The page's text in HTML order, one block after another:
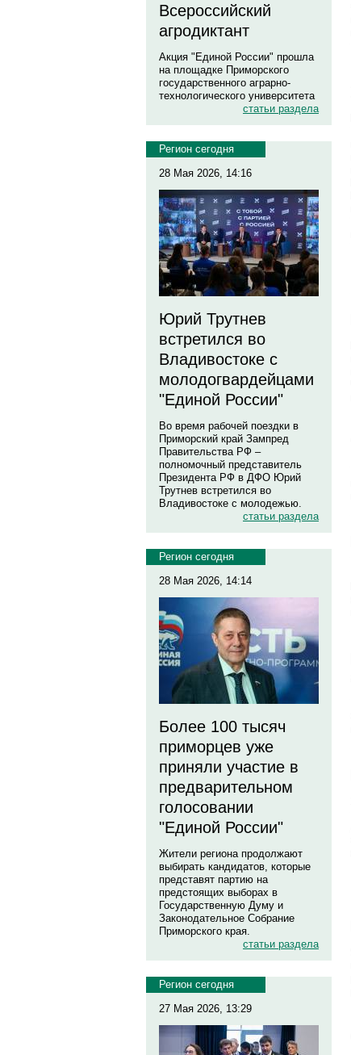
Всероссийский
агродиктант
Акция "Единой России" прошла
на площадке Приморского
государственного аграрно-
технологического университета
статьи раздела
Регион сегодня
28 Мая 2026, 14:16
Юрий Трутнев
встретился во
Владивостоке с
молодогвардейцами
"Единой России"
Во время рабочей поездки в
Приморский край Зампред
Правительства РФ –
полномочный представитель
Президента РФ в ДФО Юрий
Трутнев встретился во
Владивостоке с молодежью.
статьи раздела
Регион сегодня
28 Мая 2026, 14:14
Более 100 тысяч
приморцев уже
приняли участие в
предварительном
голосовании
"Единой России"
Жители региона продолжают
выбирать кандидатов, которые
представят партию на
предстоящих выборах в
Государственную Думу и
Законодательное Собрание
Приморского края.
статьи раздела
Регион сегодня
27 Мая 2026, 13:29